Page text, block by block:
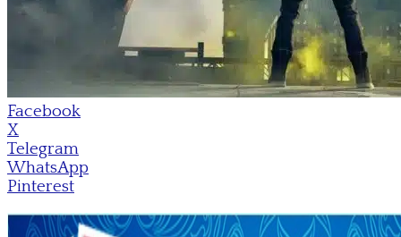
Facebook
X
Telegram
WhatsApp
Pinterest